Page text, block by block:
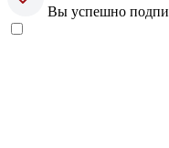
Вы успешно